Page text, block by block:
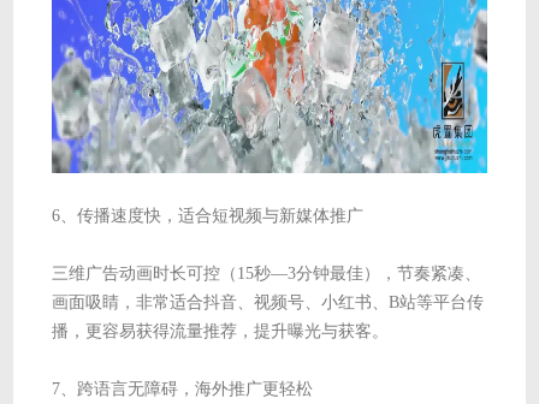
6、传播速度快，适合短视频与新媒体推广
三维广告动画时长可控（15秒—3分钟最佳），节奏紧凑、
画面吸睛，非常适合抖音、视频号、小红书、B站等平台传
播，更容易获得流量推荐，提升曝光与获客。
7、跨语言无障碍，海外推广更轻松